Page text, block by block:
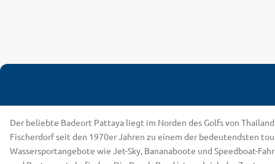
Der beliebte Badeort Pattaya liegt im Norden des Golfs von
Fischerdorf seit den 1970er Jahren zu einem der bedeutendsten
Wassersportangebote wie Jet-Sky, Bananaboote und Speedboat-